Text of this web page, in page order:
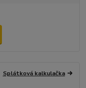
Splátková kalkulačka